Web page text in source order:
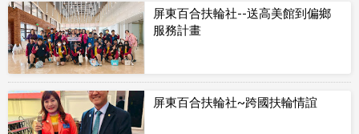
屏東百合扶輪社--送高美館到偏鄉
服務計畫
屏東百合扶輪社~跨國扶輪情誼